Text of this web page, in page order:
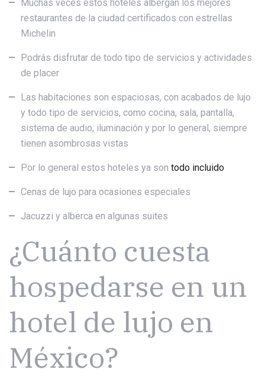
Muchas veces estos hoteles albergan los mejores
restaurantes de la ciudad certificados con estrellas
Michelin
Podrás disfrutar de todo tipo de servicios y actividades
de placer
Las habitaciones son espaciosas, con acabados de lujo
y todo tipo de servicios, como cocina, sala, pantalla,
sistema de audio, iluminación y por lo general, siempre
tienen asombrosas vistas
Por lo general estos hoteles ya son todo incluido
Cenas de lujo para ocasiones especiales
Jacuzzi y alberca en algunas suites
¿Cuánto cuesta
hospedarse en un
hotel de lujo en
México?